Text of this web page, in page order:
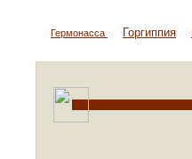
Гермонасса Горгиппия